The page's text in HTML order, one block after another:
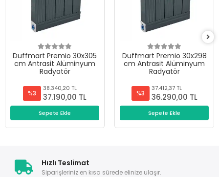
Duffmart Premio 30x305
cm Antrasit Alüminyum
Radyatör
%3
38.340,20 TL
37.190,00 TL
Sepete Ekle
Duffmart Premio 30x298
cm Antrasit Alüminyum
Radyatör
%3
37.412,37 TL
36.290,00 TL
Sepete Ekle
Hızlı Teslimat
Siparişleriniz en kısa sürede elinize ulaşır.